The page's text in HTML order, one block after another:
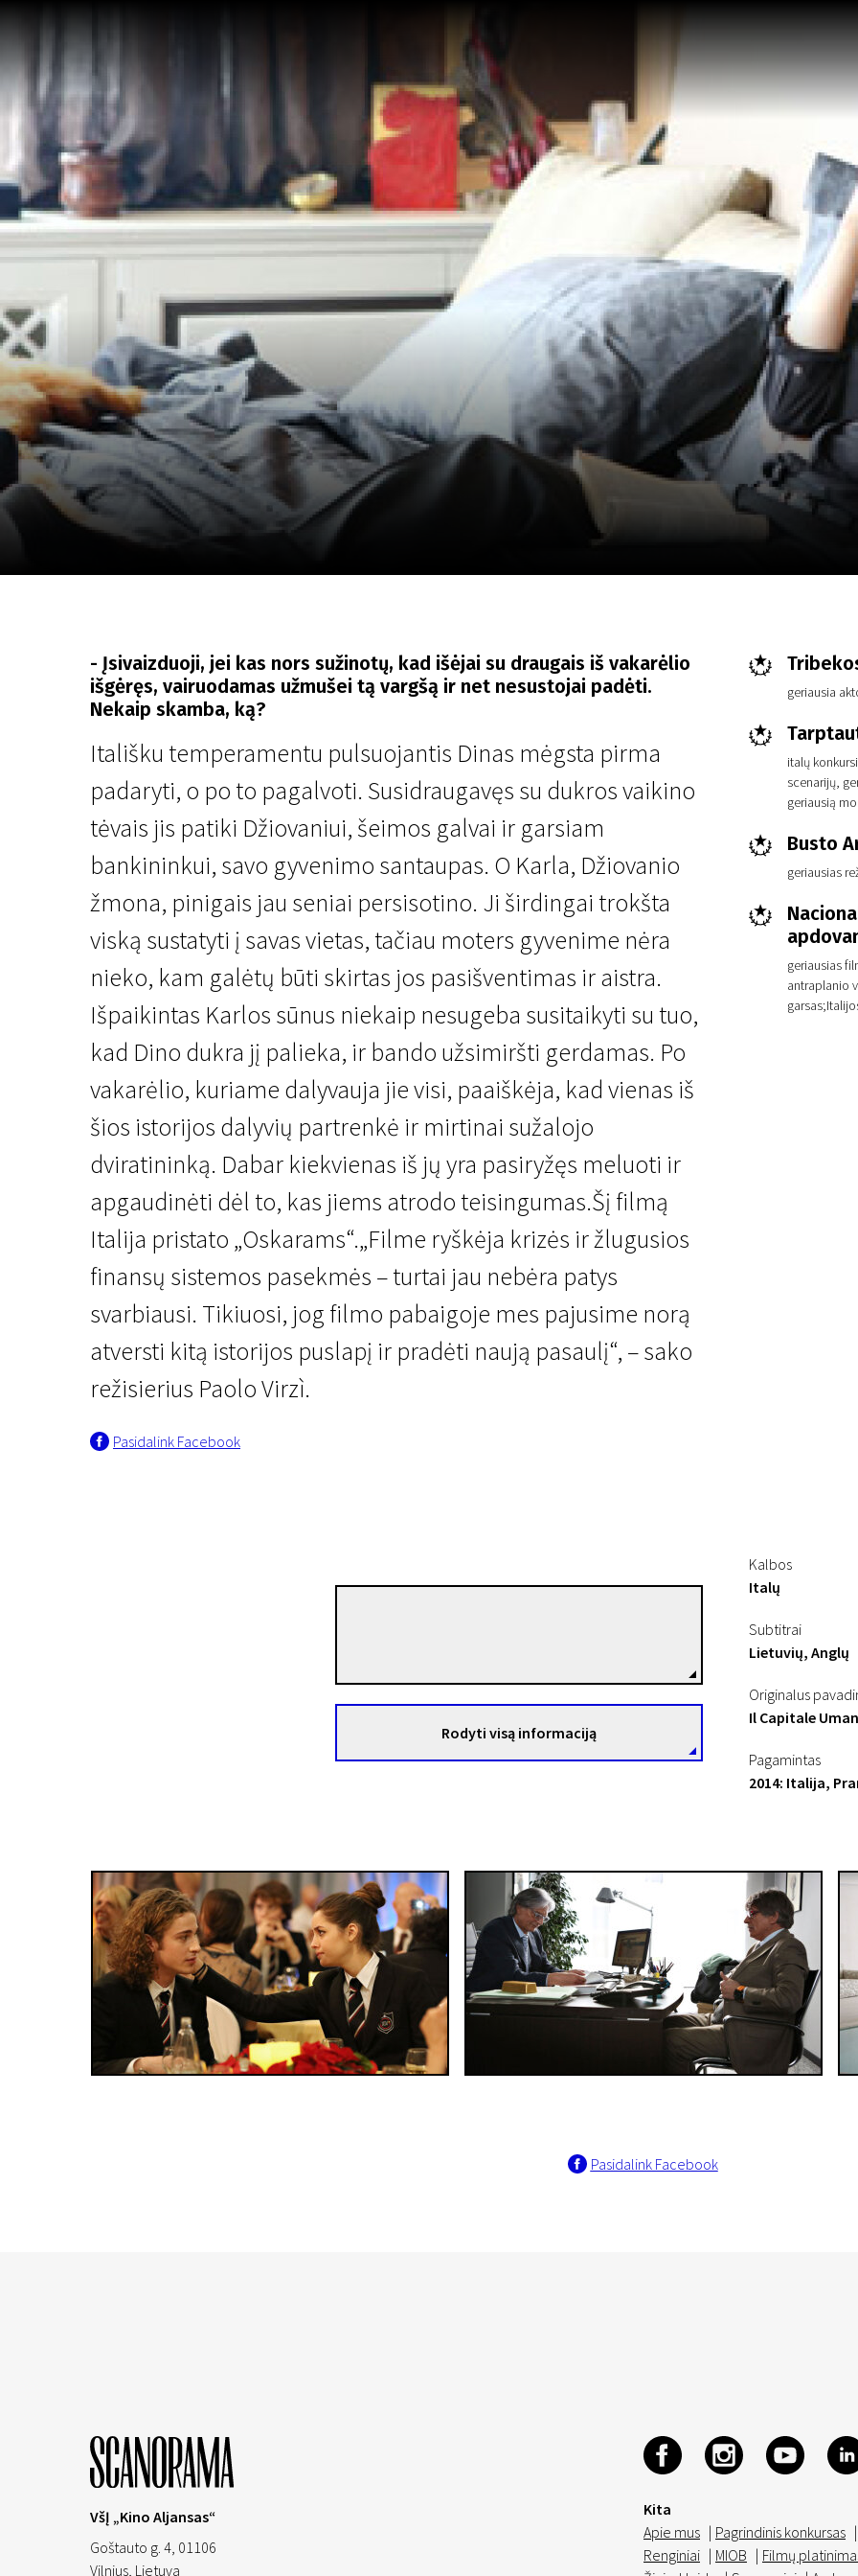
Žmogiškasis kapitalas
1 val. 50 min. | Drama | N/A
- Įsivaizduoji, jei kas nors sužinotų, kad išėjai su draugais iš vakarėlio
išgėręs, vairuodamas užmušei tą vargšą ir net nesustojai padėti.
Nekaip skamba, ką?
Itališku temperamentu pulsuojantis Dinas mėgsta pirma
padaryti, o po to pagalvoti. Susidraugavęs su dukros vaikino
tėvais jis patiki Džiovaniui, šeimos galvai ir garsiam
bankininkui, savo gyvenimo santaupas. O Karla, Džiovanio
žmona, pinigais jau seniai persisotino. Ji širdingai trokšta
viską sustatyti į savas vietas, tačiau moters gyvenime nėra
nieko, kam galėtų būti skirtas jos pasišventimas ir aistra.
Išpaikintas Karlos sūnus niekaip nesugeba susitaikyti su tuo,
kad Dino dukra jį palieka, ir bando užsimiršti gerdamas. Po
vakarėlio, kuriame dalyvauja jie visi, paaiškėja, kad vienas iš
šios istorijos dalyvių partrenkė ir mirtinai sužalojo
dviratininką. Dabar kiekvienas iš jų yra pasiryžęs meluoti ir
apgaudinėti dėl to, kas jiems atrodo teisingumas.Šį filmą
Italija pristato „Oskarams“.„Filme ryškėja krizės ir žlugusios
finansų sistemos pasekmės – turtai jau nebėra patys
svarbiausi. Tikiuosi, jog filmo pabaigoje mes pajusime norą
atversti kitą istorijos puslapį ir pradėti naują pasaulį“, – sako
režisierius Paolo Virzì.
Pasidalink Facebook
geriausia
italų
scenarijų,
geriausią
Busto
geriausias
geriausias
antraplanio
Rodyti visą informaciją
Kalbos
Italų
Subtitrai
Lietuvių, Anglų
Originalus
Il Capitale
Pagamintas
2014: Italija,
Pasidalink Facebook
Kita
Apie mus | Pagrindinis konkursas |
Renginiai | MIOB | Filmų
VšĮ „Kino Aljansas“
Goštauto g. 4, 01106
Vilnius, Lietuva